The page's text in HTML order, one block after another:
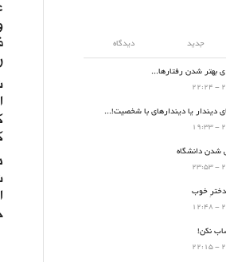
جدید دیدگاه
بهتر شدن رفتارها...
دیندار یا دیندارهای با شخصیت!...
شدن دانشگاه
دخترِ خوب
نکن!